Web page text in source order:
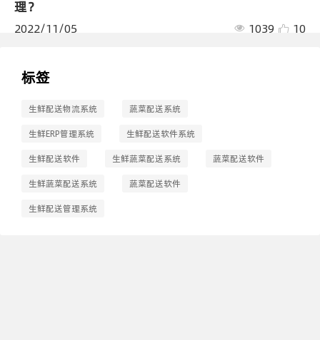
理？
2022/11/05 1039 10
标签
生鲜配送物流系统 蔬菜配送系统
生鲜ERP管理系统 生鲜配送软件系统
生鲜配送软件 生鲜蔬菜配送系统 蔬菜配送软件
生鲜蔬菜配送系统 蔬菜配送软件
生鲜配送管理系统